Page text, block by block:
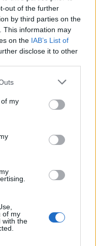
out of the further
by third parties on the
This information may
on the IAB’s List of
disclose it to other
my
of my
with the
Elsa, kterou na začátku
ministerstvo životního
(MŽP) zabavilo z
chovu zápasníka
Vémoly, najde nový
v liberecké zoologické
nevyhovujících
slovit několik
vody předčasně
pět rybníků. U dalších
rovněž přistoupit k
přítoku vody, což
Litomyšl Michal